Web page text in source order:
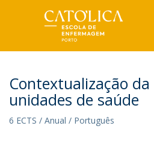
Contextualização
unidades de saúde
6 ECTS / Anual / Português